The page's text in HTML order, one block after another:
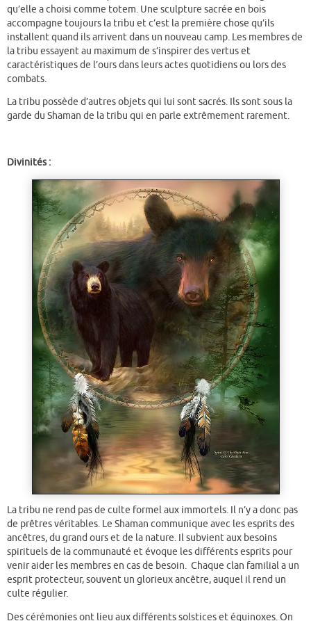
qu’elle a choisi comme totem. Une sculpture sacrée en bois
accompagne toujours la tribu et c’est la première chose qu’ils
installent quand ils arrivent dans un nouveau camp. Les membres de
la tribu essayent au maximum de s’inspirer des vertus et
caractéristiques de l’ours dans leurs actes quotidiens ou lors des
combats.
La tribu possède d’autres objets qui lui sont sacrés. Ils sont sous la
garde du Shaman de la tribu qui en parle extrêmement rarement.
Divinités :
La tribu ne rend pas de culte formel aux immortels. Il n’y a donc pas
de prêtres véritables. Le Shaman communique avec les esprits des
ancêtres, du grand ours et de la nature. Il subvient aux besoins
spirituels de la communauté et évoque les différents esprits pour
venir aider les membres en cas de besoin. Chaque clan familial a un
esprit protecteur, souvent un glorieux ancêtre, auquel il rend un
culte régulier.
Des cérémonies ont lieu aux différents solstices et équinoxes. On